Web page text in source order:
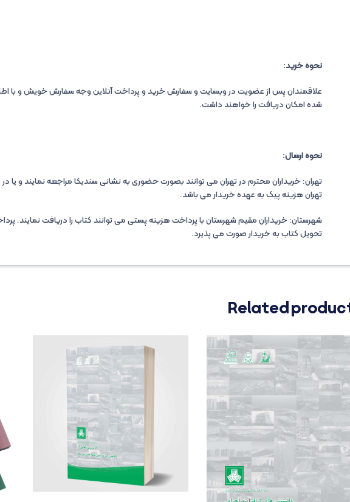
نحوه خرید:
علاقمندان پس از عضویت در وبسایت و سفارش خرید و پرداخت آنلاین وجه سفارش خویش و با
شده امکان دریافت را خواهند داشت.
نحوه ارسال:
تهران: خریداران محترم در تهران می توانند بصورت حضوری به نشانی سندیکا مراجعه نمایند و یا در
تهران هزینه پیک به عهده خریدار می باشد.
شهرستان: خریداران مقیم شهرستان با پرداخت هزینه پستی می توانند کتاب را دریافت نمایند.
تحویل کتاب به خریدار صورت می پذیرد.
Related